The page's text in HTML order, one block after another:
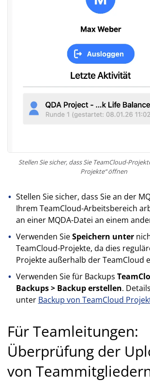
Stellen Sie sicher, dass Sie TeamCloud-
Projekte“ öffnen
Stellen Sie sicher, dass Sie an der
Ihrem TeamCloud-Arbeitsbereich
an einer MQDA-Datei an einem
Verwenden SieSpeichern unter
TeamCloud-Projekte, da dies
Projekte außerhalb der TeamCloud
Verwenden Sie für Backups
Backups > Backup erstellen.
unter Backup von TeamCloud
Für Teamleitungen:
Überprüfung der
von